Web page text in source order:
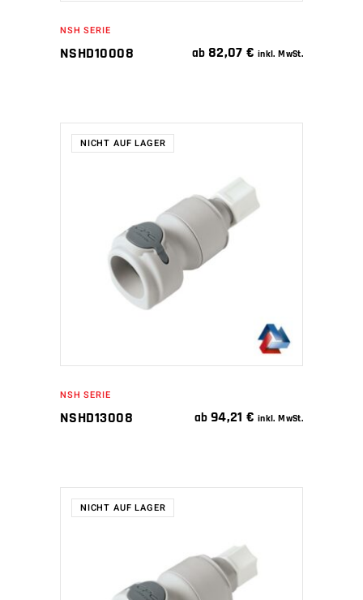
NSH SERIE
NSHD10008 ab 82,07€ inkl. MwSt.
NICHT AUF LAGER
WEITERLESEN
NSH SERIE
NSHD13008 ab 94,21€ inkl. MwSt.
NICHT AUF LAGER